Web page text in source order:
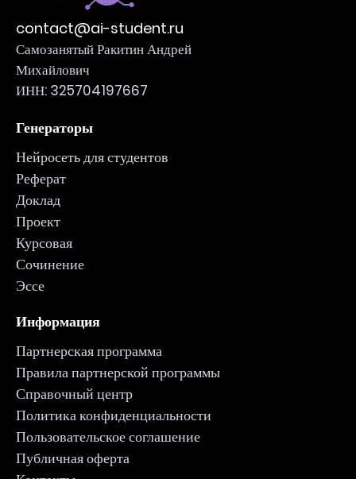
contact@ai-student.ru
Самозанятый Ракитин Андрей
Михайлович
ИНН: 325704197667
Генераторы
Нейросеть для студентов
Реферат
Доклад
Проект
Курсовая
Сочинение
Эссе
Информация
Партнерская программа
Правила партнерской программы
Справочный центр
Политика конфиденциальности
Пользовательское соглашение
Публичная оферта